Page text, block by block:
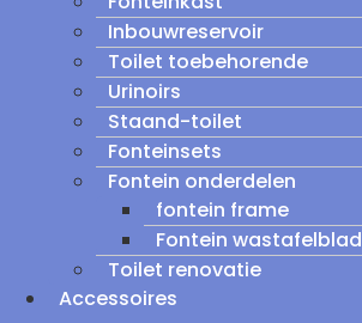
Inbouwreservoir
Toilet toebehorende
Urinoirs
Staand-toilet
Fonteinsets
Fontein onderdelen
fontein frame
Fontein wastafelblad
Toilet renovatie
Accessoires